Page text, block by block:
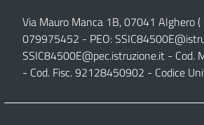
Via Mauro Manca 1B, 07041 Alghero (
079975452 - PEO:
SSIC84500E@pec.istruzione.it - Cod.
- Cod. Fisc. 92128450902 - Codice